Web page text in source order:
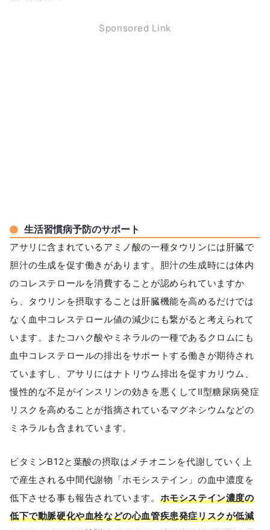
Sponsored Link
生活習慣病予防のサポート
アサリに含まれているアミノ酸の一種タウリンには肝臓で
胆汁の生成を促す働きがあります。胆汁の生成時には体内
のコレステロールを消費することが認められていますか
ら、タウリンを摂取することは肝臓機能を高めるだけでは
なく血中コレステロール値の減少にも繋がると考えられて
います。またコハク酸やミネラルの一種であるクロムにも
血中コレステロールの排出をサポートする働きが期待され
ていますし、アサリにはナトリウム排出を促すカリウム、
慢性的な不足がインスリンの効きを悪くしてⅡ型糖尿病発症
リスクを高めることが指摘されているマグネシウムなどの
ミネラルも含まれています。
ビタミンB12と葉酸の摂取はメチオニンを代謝していく上
で産生される中間代謝物「ホモシステイン」の血中濃度を
低下させる事も報告されています。 ホモシステイン濃度の
低下で動脈硬化や血栓などの心血管疾患発症リスクが低減